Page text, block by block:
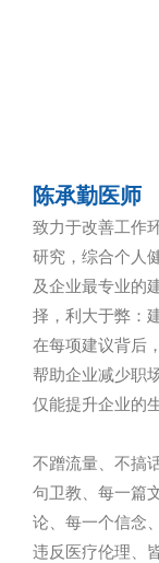
陈承勤医师
致力于改善工作
研究，综合个人
及企业最专业的
择，利大于弊：
在每项建议背后
帮助企业减少职
仅能提升企业的
不蹭流量、不搞
句卫教、每一篇
论、每一个信念
违反医疗伦理、